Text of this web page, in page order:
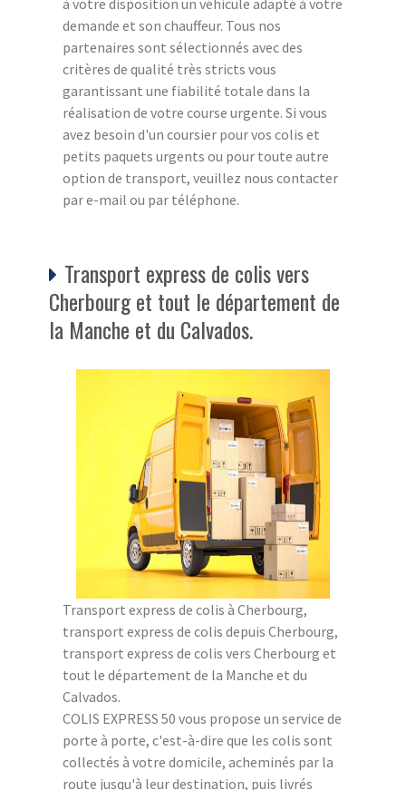
demande et son chauffeur. Tous nos
partenaires sont sélectionnés avec des
critères de qualité très stricts vous
garantissant une fiabilité totale dans la
réalisation de votre course urgente. Si vous
avez besoin d'un coursier pour vos colis et
petits paquets urgents ou pour toute autre
option de transport, veuillez nous contacter
par e-mail ou par téléphone.
Transport express de colis vers
Cherbourg et tout le département de
la Manche et du Calvados.
Transport express de colis à Cherbourg,
transport express de colis depuis Cherbourg,
transport express de colis vers Cherbourg et
tout le département de la Manche et du
Calvados.
COLIS EXPRESS 50 vous propose un service de
porte à porte, c'est-à-dire que les colis sont
collectés à votre domicile, acheminés par la
route jusqu'à leur destination, puis livrés